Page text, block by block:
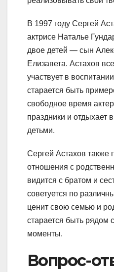
В 1997 году Сергей
актрисе Наталье
двое детей — сын
Елизавета. Астахов
участвует в
старается быть
свободное время
праздники и отдыхает
детьми.
Сергей Астахов также
отношения с
видится с братом и
советуется по
ценит свою семью и
старается быть рядом
моменты.
Вопрос-